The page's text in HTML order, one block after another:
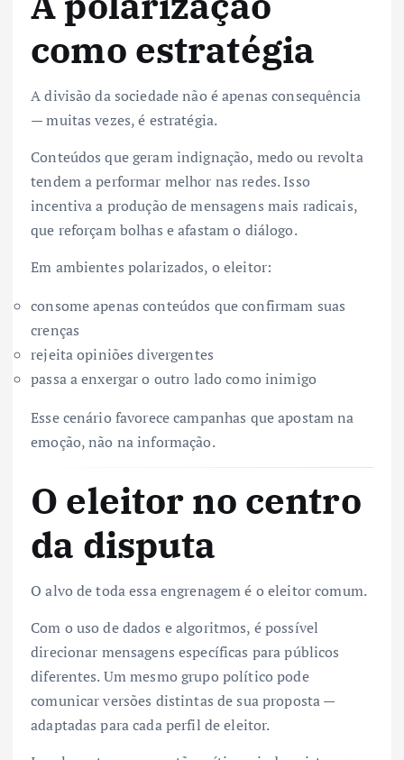
como estratégia
A divisão da sociedade não é apenas consequência
— muitas vezes, é estratégia.
Conteúdos que geram indignação, medo ou revolta
tendem a performar melhor nas redes. Isso
incentiva a produção de mensagens mais radicais,
que reforçam bolhas e afastam o diálogo.
Em ambientes polarizados, o eleitor:
consome apenas conteúdos que confirmam suas
crenças
rejeita opiniões divergentes
passa a enxergar o outro lado como inimigo
Esse cenário favorece campanhas que apostam na
emoção, não na informação.
O eleitor no centro
da disputa
O alvo de toda essa engrenagem é o eleitor comum.
Com o uso de dados e algoritmos, é possível
direcionar mensagens específicas para públicos
diferentes. Um mesmo grupo político pode
comunicar versões distintas de sua proposta —
adaptadas para cada perfil de eleitor.